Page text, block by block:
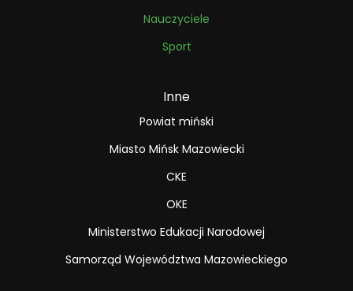
Nauczyciele
Sport
Inne
Powiat miński
Miasto Mińsk Mazowiecki
CKE
OKE
Ministerstwo Edukacji Narodowej
Samorząd Województwa Mazowieckiego